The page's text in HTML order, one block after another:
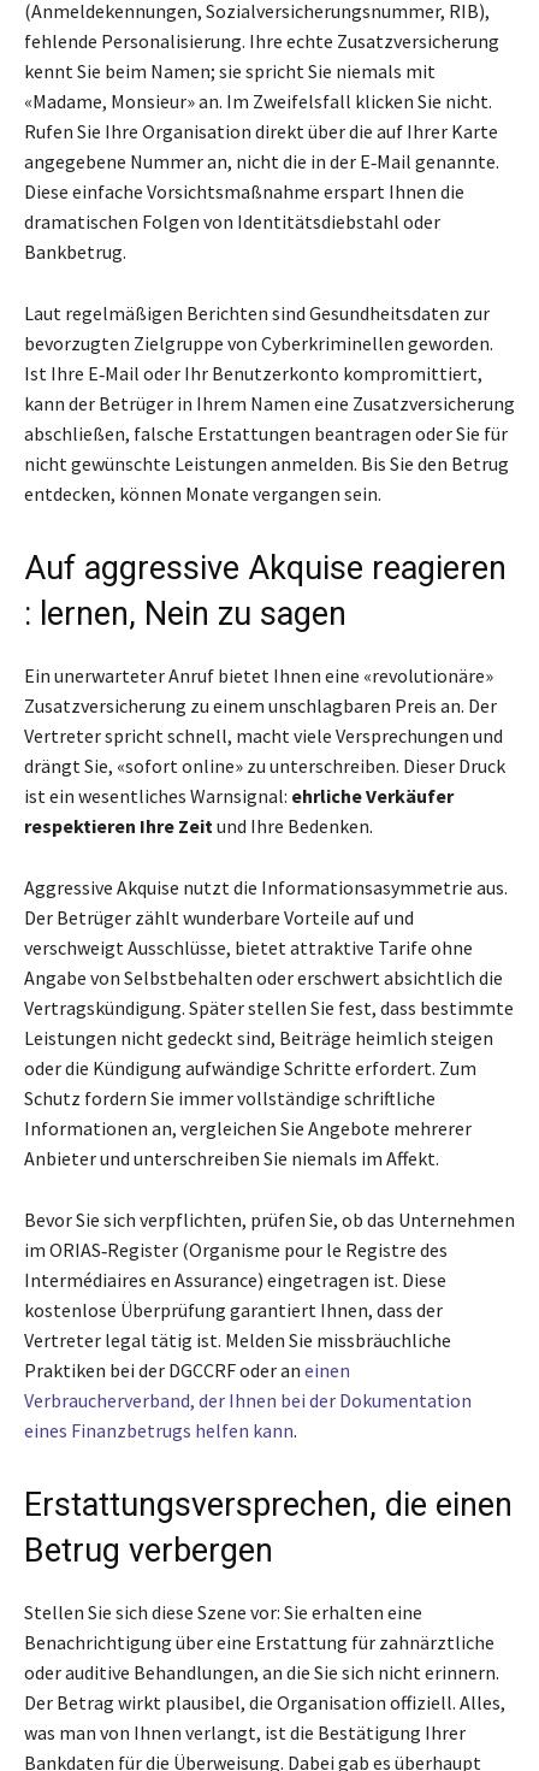
(Anmeldekennungen, Sozialversicherungsnummer, RIB),
fehlende Personalisierung. Ihre echte Zusatzversicherung
kennt Sie beim Namen; sie spricht Sie niemals mit
«Madame, Monsieur» an. Im Zweifelsfall klicken Sie nicht.
Rufen Sie Ihre Organisation direkt über die auf Ihrer Karte
angegebene Nummer an, nicht die in der E‑Mail genannte.
Diese einfache Vorsichtsmaßnahme erspart Ihnen die
dramatischen Folgen von Identitätsdiebstahl oder
Bankbetrug.
Laut regelmäßigen Berichten sind Gesundheitsdaten zur
bevorzugten Zielgruppe von Cyberkriminellen geworden.
Ist Ihre E‑Mail oder Ihr Benutzerkonto kompromittiert,
kann der Betrüger in Ihrem Namen eine Zusatzversicherung
abschließen, falsche Erstattungen beantragen oder Sie für
nicht gewünschte Leistungen anmelden. Bis Sie den Betrug
entdecken, können Monate vergangen sein.
Auf aggressive Akquise reagieren
: lernen, Nein zu sagen
Ein unerwarteter Anruf bietet Ihnen eine «revolutionäre»
Zusatzversicherung zu einem unschlagbaren Preis an. Der
Vertreter spricht schnell, macht viele Versprechungen und
drängt Sie, «sofort online» zu unterschreiben. Dieser Druck
ist ein wesentliches Warnsignal: ehrliche Verkäufer
respektieren Ihre Zeitund Ihre Bedenken.
Aggressive Akquise nutzt die Informationsasymmetrie aus.
Der Betrüger zählt wunderbare Vorteile auf und
verschweigt Ausschlüsse, bietet attraktive Tarife ohne
Angabe von Selbstbehalten oder erschwert absichtlich die
Vertragskündigung. Später stellen Sie fest, dass bestimmte
Leistungen nicht gedeckt sind, Beiträge heimlich steigen
oder die Kündigung aufwändige Schritte erfordert. Zum
Schutz fordern Sie immer vollständige schriftliche
Informationen an, vergleichen Sie Angebote mehrerer
Anbieter und unterschreiben Sie niemals im Affekt.
Bevor Sie sich verpflichten, prüfen Sie, ob das Unternehmen
im ORIAS‑Register (Organisme pour le Registre des
Intermédiaires en Assurance) eingetragen ist. Diese
kostenlose Überprüfung garantiert Ihnen, dass der
Vertreter legal tätig ist. Melden Sie missbräuchliche
Praktiken bei der DGCCRF oder an einen
Verbraucherverband, der Ihnen bei der Dokumentation
eines Finanzbetrugs helfen kann.
Erstattungsversprechen, die einen
Betrug verbergen
Stellen Sie sich diese Szene vor: Sie erhalten eine
Benachrichtigung über eine Erstattung für zahnärztliche
oder auditive Behandlungen, an die Sie sich nicht erinnern.
Der Betrag wirkt plausibel, die Organisation offiziell. Alles,
was man von Ihnen verlangt, ist die Bestätigung Ihrer
Bankdaten für die Überweisung. Dabei gab es überhaupt